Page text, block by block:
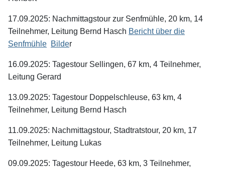
17.09.2025: Nachmittagstour zur Senfmühle, 20 km, 14
Teilnehmer, Leitung Bernd Hasch Bericht über die
Senfmühle Bilder
16.09.2025: Tagestour Sellingen, 67 km, 4 Teilnehmer,
Leitung Gerard
13.09.2025: Tagestour Doppelschleuse, 63 km, 4
Teilnehmer, Leitung Bernd Hasch
11.09.2025: Nachmittagstour, Stadtratstour, 20 km, 17
Teilnehmer, Leitung Lukas
09.09.2025: Tagestour Heede, 63 km, 3 Teilnehmer,